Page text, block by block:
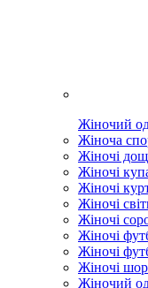
Жіночий
Жіноча
Жіночі
Жіночі
Жіночі
Жіночі
Жіночі
Жіночі
Жіночі
Жіночі
Жіночий